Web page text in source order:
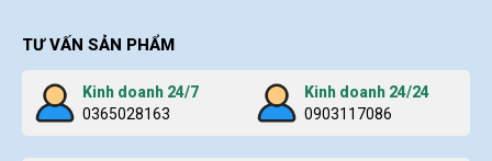
TƯ VẤN SẢN PHẨM
Kinh doanh 24/7
0365028163
Kinh doanh 24/24
0903117086